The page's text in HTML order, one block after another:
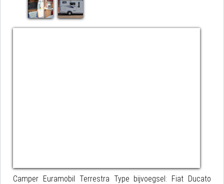
Camper Euramobil Terrestra Type bijvoegsel: Fiat Ducato